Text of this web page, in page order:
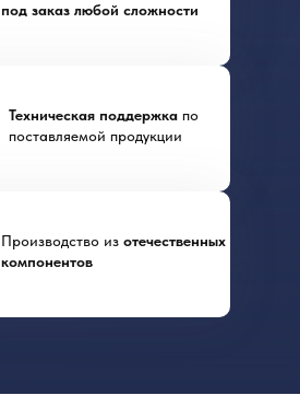
под заказ любой сложности
Техническая поддержка по
поставляемой продукции
Производство из отечественных
компонентов